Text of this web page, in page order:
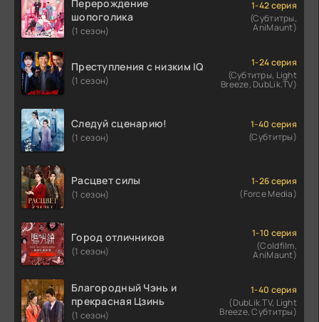
Перерождение
шопоголика
(1 сезон)
1-42 серия
(Субтитры,
AniMaunt)
Преступления с низким IQ
(1 сезон)
1-24 серия
(Субтитры, Light
Breeze, DubLik.TV)
Следуй сценарию!
(1 сезон)
1-40 серия
(Субтитры)
Расцвет силы
(1 сезон)
1-26 серия
(Force Media)
Город отличников
(1 сезон)
1-10 серия
(Coldfilm,
AniMaunt)
Благородный Чэнь и
прекрасная Цзинь
(1 сезон)
1-40 серия
(DubLik.TV, Light
Breeze, Субтитры)